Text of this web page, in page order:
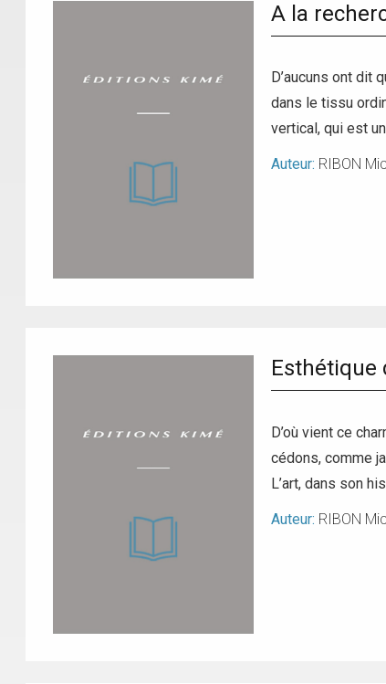
A la
D’aucuns ont dit
dans le tissu
vertical, qui est
Auteur: RIBON
Esthétique
D’où vient ce
cédons, comme
L’art, dans son
Auteur: RIBON